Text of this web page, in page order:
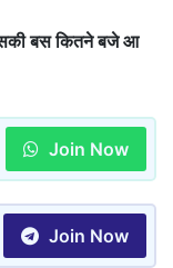
बस कितने बजे आ
Join Now
Join Now